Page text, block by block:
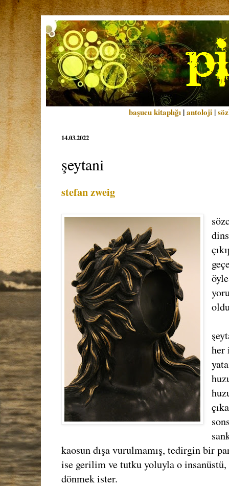
başucu kitaplığı |antoloji |
14.03.2022
şeytani
stefan zweig
her
kaosun dışa vurulmamış, tedirgin bir
ise gerilim ve tutku yoluyla o
dönmek ister.